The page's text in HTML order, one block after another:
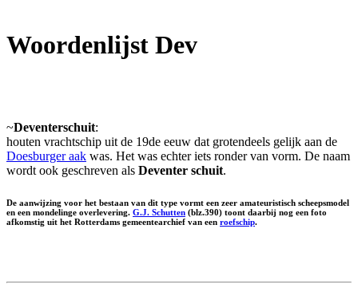
Woordenlijst Dev
~Deventerschuit:
houten vrachtschip uit de 19de eeuw dat grotendeels gelijk aan de
Doesburger aak was. Het was echter iets ronder van vorm. De naam
wordt ook geschreven als Deventer schuit.
De aanwijzing voor het bestaan van dit type vormt een zeer amateuristisch scheepsmodel
en een mondelinge overlevering. G.J. Schutten (blz.390) toont daarbij nog een foto
afkomstig uit het Rotterdams gemeentearchief van een roefschip.